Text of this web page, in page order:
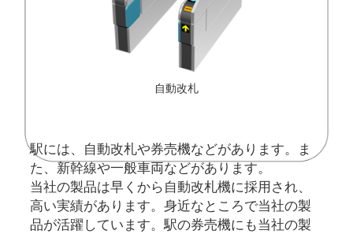
自動改札
駅には、自動改札や券売機などがあります。ま
た、新幹線や一般車両などがあります。
当社の製品は早くから自動改札機に採用され、
高い実績があります。身近なところで当社の製
品が活躍しています。駅の券売機にも当社の製